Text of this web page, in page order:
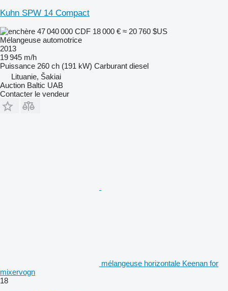
Kuhn SPW 14 Compact
47 040 000 CDF 18 000 € ≈ 20 760 $US
Mélangeuse automotrice
2013
19 945 m/h
Puissance 260 ch (191 kW) Carburant diesel
Lituanie, Šakiai
Auction Baltic UAB
Contacter le vendeur
mélangeuse horizontale Keenan for
mixervogn
18